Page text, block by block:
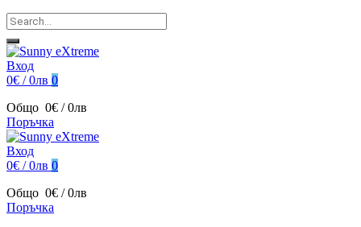
Вход
0€ / 0лв 0
Общо 0€ / 0лв
Поръчка
Вход
0€ / 0лв 0
Общо 0€ / 0лв
Поръчка